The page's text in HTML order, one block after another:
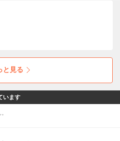
と見る
います